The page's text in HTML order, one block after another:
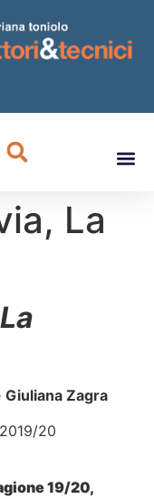
La
La
Giuliana Zagra
20
19/20,